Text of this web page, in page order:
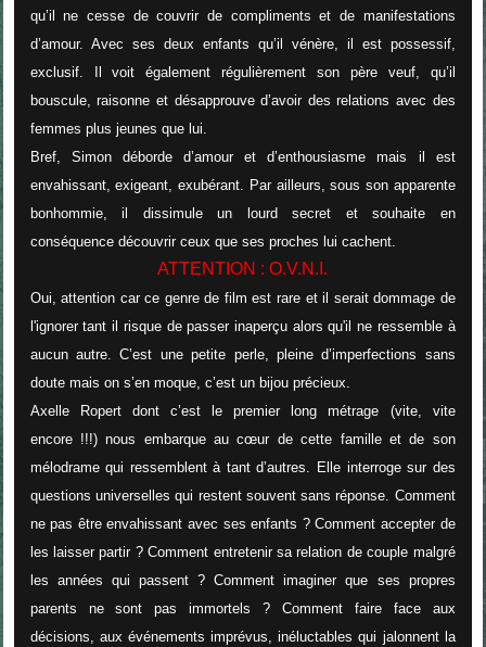
qu’il ne cesse de couvrir de compliments et de manifestations
d’amour. Avec ses deux enfants qu’il vénère, il est possessif,
exclusif. Il voit également régulièrement son père veuf, qu’il
bouscule, raisonne et désapprouve d’avoir des relations avec des
femmes plus jeunes que lui.
Bref, Simon déborde d’amour et d’enthousiasme mais il est
envahissant, exigeant, exubérant. Par ailleurs, sous son apparente
bonhommie, il dissimule un lourd secret et souhaite en
conséquence découvrir ceux que ses proches lui cachent.
ATTENTION : O.V.N.I.
Oui, attention car ce genre de film est rare et il serait dommage de
l'ignorer tant il risque de passer inaperçu alors qu'il ne ressemble à
aucun autre. C’est une petite perle, pleine d’imperfections sans
doute mais on s’en moque, c’est un bijou précieux.
Axelle Ropert dont c’est le premier long métrage (vite, vite
encore !!!) nous embarque au cœur de cette famille et de son
mélodrame qui ressemblent à tant d’autres. Elle interroge sur des
questions universelles qui restent souvent sans réponse. Comment
ne pas être envahissant avec ses enfants ? Comment accepter de
les laisser partir ? Comment entretenir sa relation de couple malgré
les années qui passent ? Comment imaginer que ses propres
parents ne sont pas immortels ? Comment faire face aux
décisions, aux événements imprévus, inéluctables qui jalonnent la